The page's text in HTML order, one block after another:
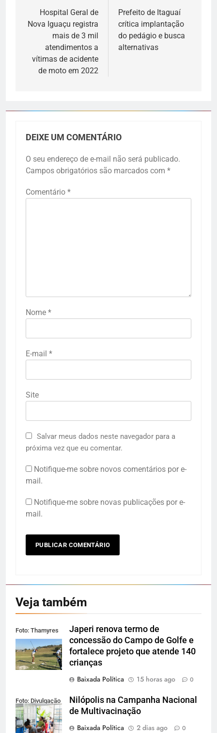
Hospital Geral de
Nova Iguaçu registra
mais de 3 mil
atendimentos a
vítimas de acidente
de moto em 2022
Prefeito de Itaguaí
crítica implantação
do pedágio e busca
alternativas
DEIXE UM COMENTÁRIO
O seu endereço de e-mail não será publicado.
Campos obrigatórios são marcados com *
Comentário *
Nome *
E-mail *
Site
Salvar meus dados neste navegador para a
próxima vez que eu comentar.
Notifique-me sobre novos comentários por e-
mail.
Notifique-me sobre novas publicações por e-
mail.
Veja também
Foto: Thamyres
Cardoso
Japeri renova termo de
concessão do Campo de Golfe e
fortalece projeto que atende 140
crianças
Baixada Política
15 horas ago 0
Foto: Divulgação
Nilópolis na Campanha Nacional
de Multivacinação
Baixada Política
2 dias ago 0